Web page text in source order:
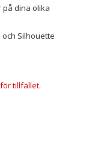
dina olika
Silhouette
tillfället.